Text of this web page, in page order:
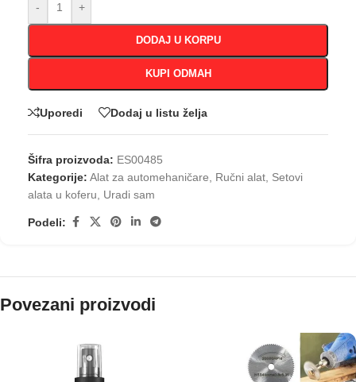
- +
DODAJ U KORPU
KUPI ODMAH
Uporedi Dodaj u listu želja
Šifra proizvoda: ES00485
Kategorije: Alat za automehaničare Ručni alat Setovi
alata u koferu
Uradi sam
Podeli:
Povezani proizvodi